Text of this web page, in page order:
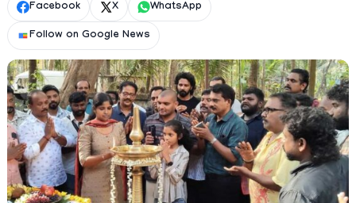
Facebook X WhatsApp
Follow on Google News